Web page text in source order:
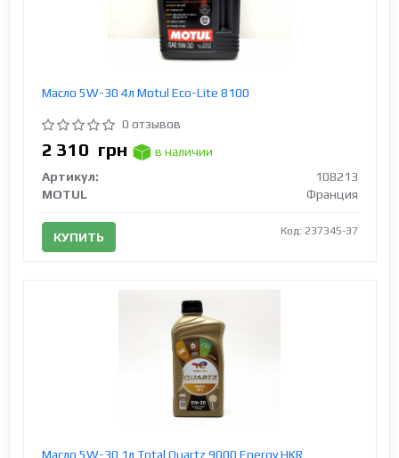
Масло 5W-30 4л Motul Eco-Lite 8100
0 отзывов
2 310 грн
в наличии
Артикул:
108213
MOTUL
Франция
КУПИТЬ Код: 237345-37
Масло 5W-30 1л Total Quartz 9000 Energy HKR